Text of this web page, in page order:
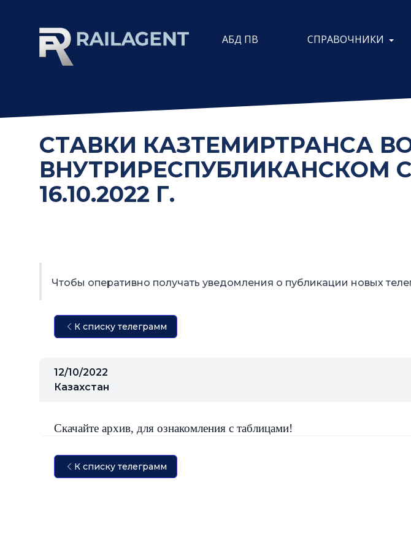
АБД ПВ СПРАВОЧНИКИ
СТАВКИ КАЗТЕМИРТРАНСА
ВНУТРИРЕСПУБЛИКАНСКОМ
16.10.2022 Г.
Чтобы оперативно получать уведомления о публикации новых
К списку телеграмм
12/10/2022
Казахстан
Скачайте архив, для ознакомления с таблицами!
К списку телеграмм